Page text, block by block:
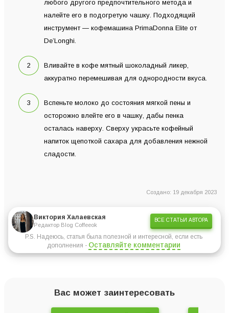
любого другого предпочтительного метода и
налейте его в подогретую чашку. Подходящий
инструмент — кофемашина PrimaDonna Elite от
De’Longhi.
Вливайте в кофе мятный шоколадный ликер,
аккуратно перемешивая для однородности вкуса.
Вспеньте молоко до состояния мягкой пены и
осторожно влейте его в чашку, дабы пенка
осталась наверху. Сверху украсьте кофейный
напиток щепоткой сахара для добавления нежной
сладости.
Создано: 19 декабря 2023
Виктория Халаевская
Редактор Blog Coffeeok
ВСЕ СТАТЬИ АВТОРА
P.S. Надеюсь, статья была полезной и интересной, если есть
дополнения - Оставляйте комментарии
Вас может заинтересовать